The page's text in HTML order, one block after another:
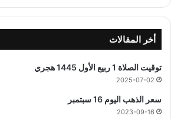
أخر المقالات
توقيت الصلاة 1 ربيع الأول 1445 هجري
2025-07-02
سعر الذهب اليوم 16 سبتمبر
2023-09-16